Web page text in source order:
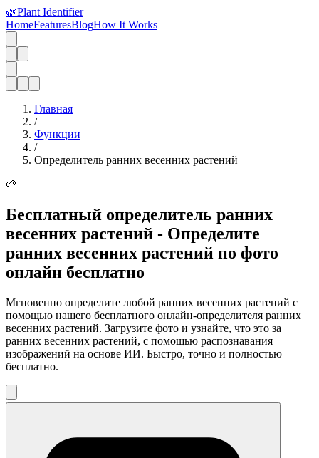
🌿Plant Identifier
HomeFeaturesBlogHow It Works
Главная
/
Функции
/
Определитель ранних весенних растений
🌱
Бесплатный определитель ранних
весенних растений - Определите
ранних весенних растений по фото
онлайн бесплатно
Мгновенно определите любой ранних весенних растений с
помощью нашего бесплатного онлайн-определителя ранних
весенних растений. Загрузите фото и узнайте, что это за
ранних весенних растений, с помощью распознавания
изображений на основе ИИ. Быстро, точно и полностью
бесплатно.